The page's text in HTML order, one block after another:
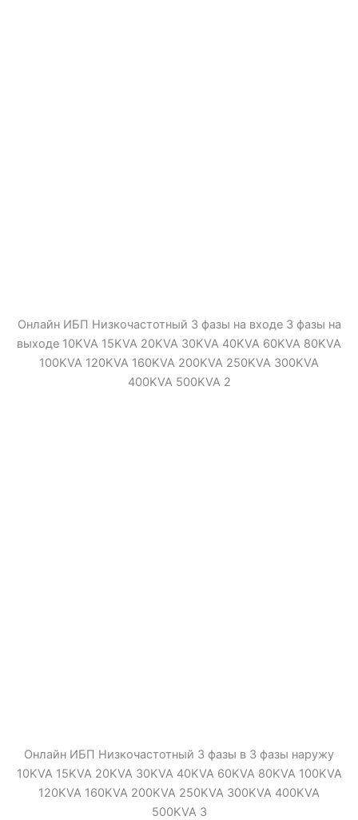
Онлайн ИБП Низкочастотный 3 фазы на входе 3 фазы на
выходе 10KVA 15KVA 20KVA 30KVA 40KVA 60KVA 80KVA
100KVA 120KVA 160KVA 200KVA 250KVA 300KVA
400KVA 500KVA 2
Онлайн ИБП Низкочастотный 3 фазы в 3 фазы наружу
10KVA 15KVA 20KVA 30KVA 40KVA 60KVA 80KVA 100KVA
120KVA 160KVA 200KVA 250KVA 300KVA 400KVA
500KVA 3